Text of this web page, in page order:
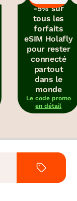
-5% sur
tous les
forfaits
eSIM Holafly
pour rester
connecté
partout
dans le
monde
Le code promo
en détail